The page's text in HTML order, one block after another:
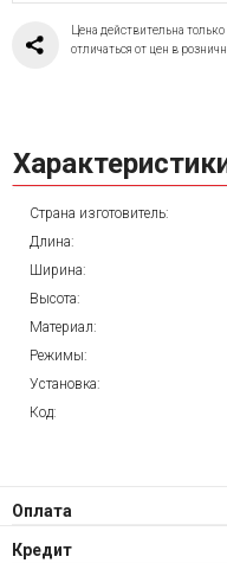
Цена действительна
отличаться от цен в
Страна изготовитель:
Длина:
Ширина:
Высота:
Материал:
Режимы:
Установка:
Код:
Оплата
Кредит